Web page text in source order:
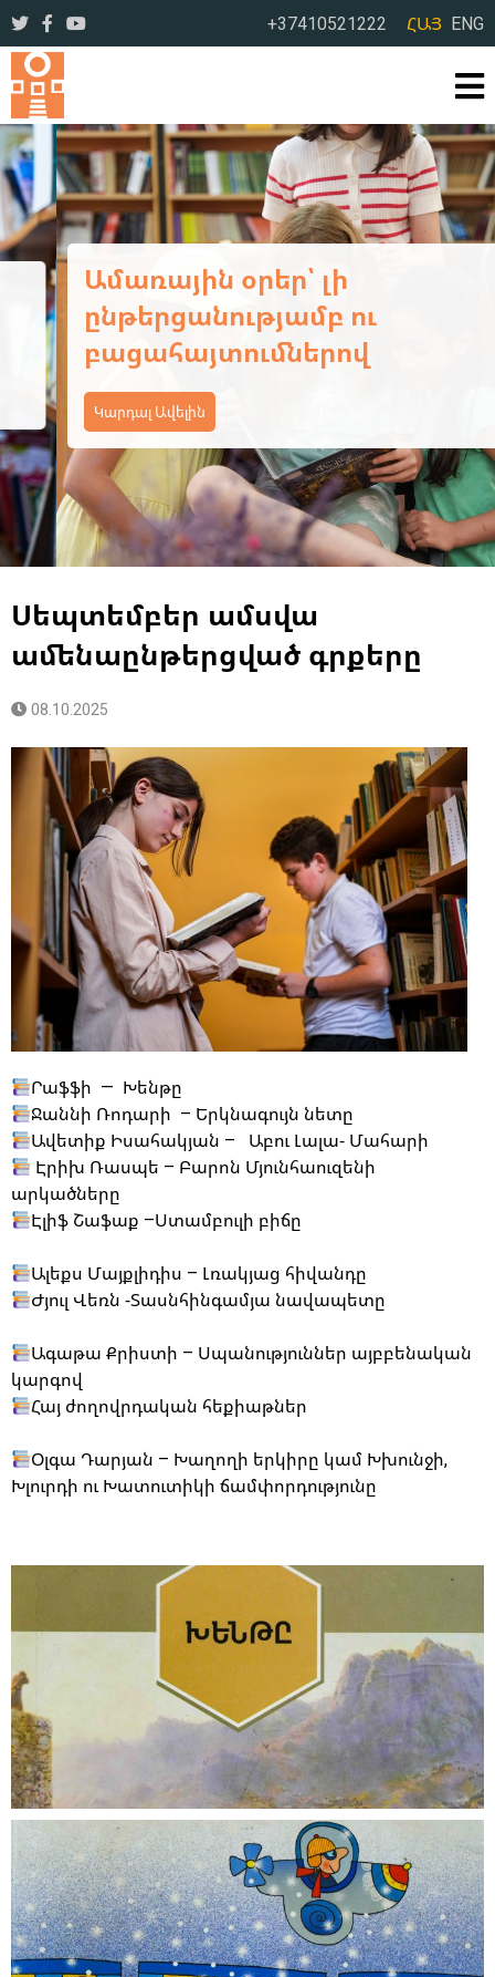
+37410521222 ՀԱՅ ENG
Ամառային օրեր՝ լի
ընթերցանությամբ ու
բացահայտումներով
Կարդալ Ավելին
Սեպտեմբեր ամսվա
ամենաընթերցված գրքերը
08.10.2025
Րաֆֆի — Խենթը
Ջաննի Ռոդարի – Երկնագույն նետը
Ավետիք Իսահակյան – Աբու Լալա- Մահարի
Էրիխ Ռասպե – Բարոն Մյունհաուզենի
արկածները
Էլիֆ Շաֆաք –Ստամբուլի բիճը
Ալեքս Մայքլիդիս – Լռակյաց հիվանդը
Ժյուլ Վեռն -Տասնհինգամյա նավապետը
Ագաթա Քրիստի – Սպանություններ այբբենական
կարգով
Հայ ժողովրդական հեքիաթներ
Օլգա Դարյան – Խաղողի երկիրը կամ Խխունջի,
Խլուրդի ու Խատուտիկի ճամփորդությունը